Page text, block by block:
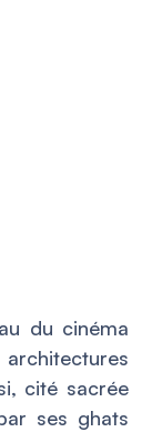
du cinéma
cité sacrée
ses ghats